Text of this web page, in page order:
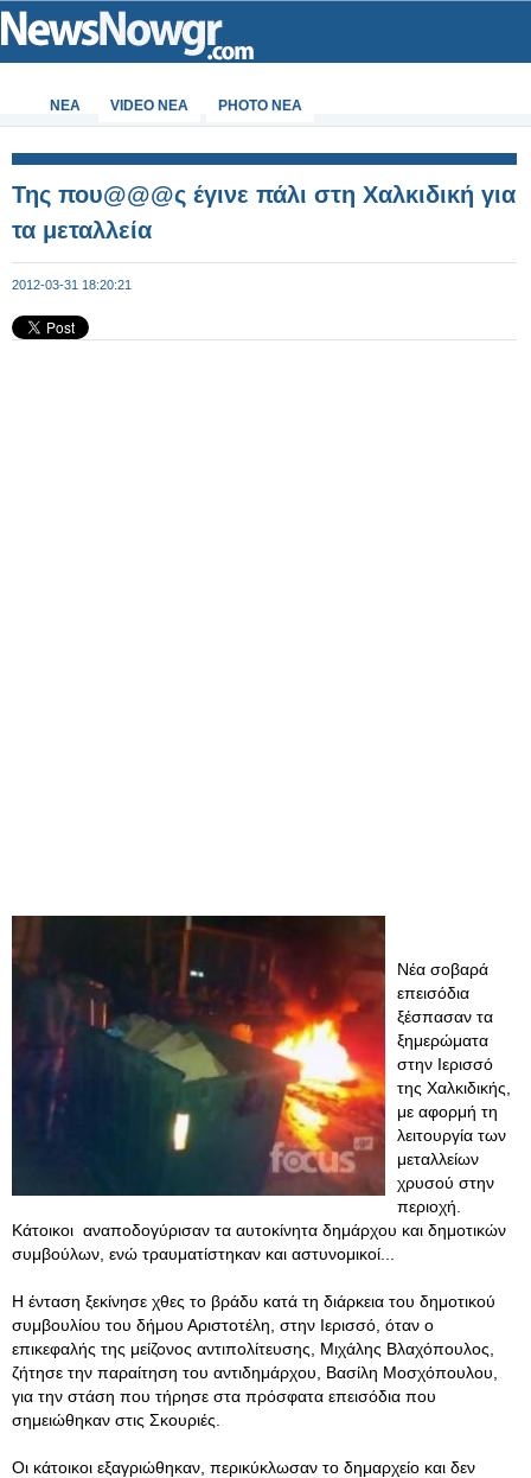
ΝΕΑ VIDEO NEA PHOTO NEA
Της που@@@ς έγινε πάλι στη Χαλκιδική για
τα μεταλλεία
2012-03-31 18:20:21
Νέα σοβαρά
επεισόδια
ξέσπασαν τα
ξημερώματα
στην Ιερισσό
της Χαλκιδικής,
με αφορμή τη
λειτουργία των
μεταλλείων
χρυσού στην
περιοχή.
Κάτοικοι αναποδογύρισαν τα αυτοκίνητα δημάρχου και δημοτικών
συμβούλων, ενώ τραυματίστηκαν και αστυνομικοί...
Η ένταση ξεκίνησε χθες το βράδυ κατά τη διάρκεια του δημοτικού
συμβουλίου του δήμου Αριστοτέλη, στην Ιερισσό, όταν ο
επικεφαλής της μείζονος αντιπολίτευσης, Μιχάλης Βλαχόπουλος,
ζήτησε την παραίτηση του αντιδημάρχου, Βασίλη Μοσχόπουλου,
για την στάση που τήρησε στα πρόσφατα επεισόδια που
σημειώθηκαν στις Σκουριές.
Οι κάτοικοι εξαγριώθηκαν, περικύκλωσαν το δημαρχείο και δεν